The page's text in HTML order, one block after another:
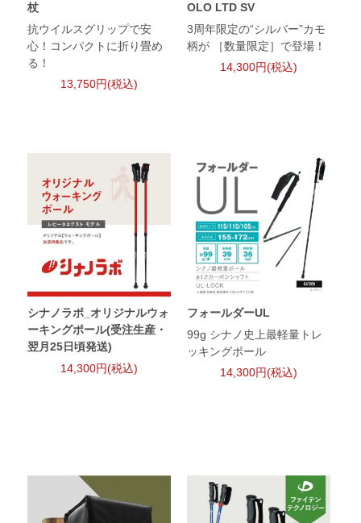
杖
抗ウイルスグリップで安
心！コンパクトに折り畳め
る！
13,750円(税込)
OLO LTD SV
3周年限定の“シルバー”カモ
柄が ［数量限定］で登場！
14,300円(税込)
シナノラボ_オリジナルウォ
ーキングポール(受注生産・
翌月25日頃発送)
14,300円(税込)
フォールダーUL
99g シナノ史上最軽量トレ
ッキングポール
14,300円(税込)